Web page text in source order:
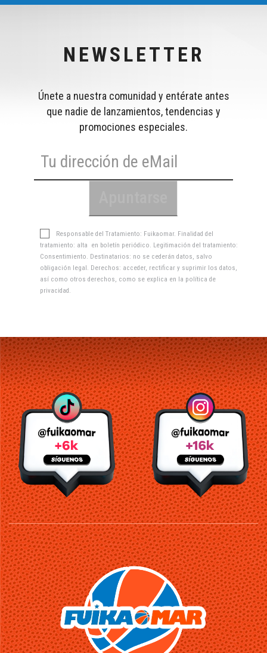
NEWSLETTER
Únete a nuestra comunidad y entérate antes
que nadie de lanzamientos, tendencias y
promociones especiales.
Responsable del Tratamiento: Fuikaomar. Finalidad del
tratamiento: alta en boletín periódico. Legitimación del tratamiento:
Consentimiento. Destinatarios: no se cederán datos, salvo
obligación legal. Derechos: acceder, rectificar y suprimir los datos,
así como otros derechos, como se explica en la política de
privacidad